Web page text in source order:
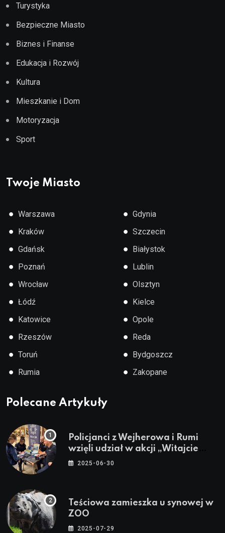
Turystyka
Bezpieczne Miasto
Biznes i Finanse
Edukacja i Rozwój
Kultura
Mieszkanie i Dom
Motoryzacja
Sport
Twoje Miasto
● Warszawa
● Kraków
● Gdańsk
● Poznań
● Wrocław
● Łódź
● Katowice
● Rzeszów
● Toruń
● Rumia
● Gdynia
● Szczecin
● Białystok
● Lublin
● Olsztyn
● Kielce
● Opole
● Reda
● Bydgoszcz
● Zakopane
Polecane Artykuły
Policjanci z Wejherowa i Rumi
wzięli udział w akcji „Witajcie
Wakacje”
2025-06-30
Teściowa zamieszka u synowej w
ZOO
2025-07-29